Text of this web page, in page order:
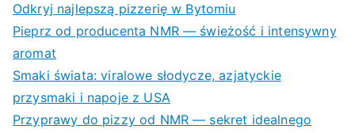
Odkryj najlepszą pizzerię w Bytomiu
Pieprz od producenta NMR — świeżość i intensywny
aromat
Smaki świata: viralowe słodycze, azjatyckie
przysmaki i napoje z USA
Przyprawy do pizzy od NMR — sekret idealnego